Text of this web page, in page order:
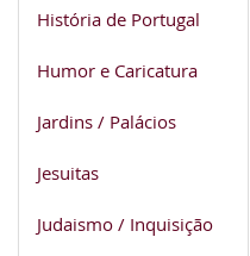
História de Portugal
Humor e Caricatura
Jardins / Palácios
Jesuitas
Judaismo / Inquisição